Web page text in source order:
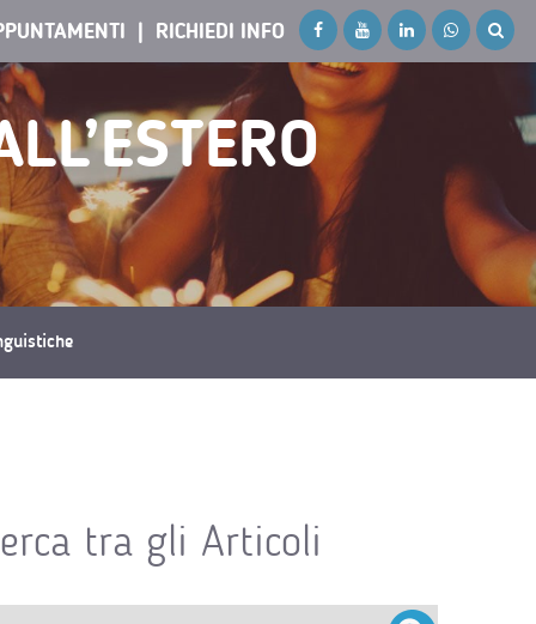
RICHIEDI INFO
tra gli Articoli